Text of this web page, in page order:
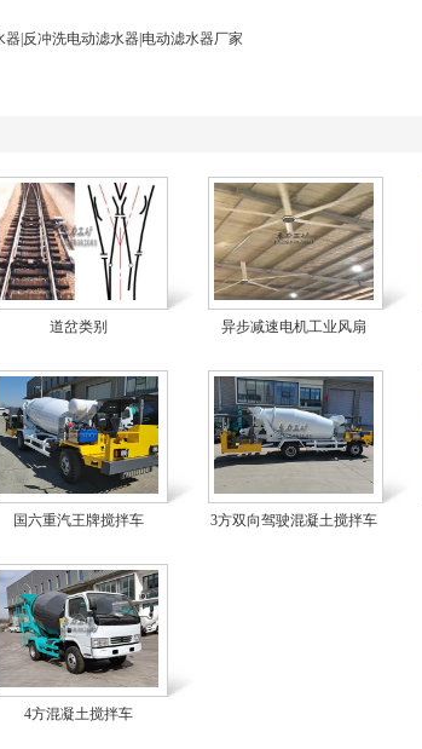
器|反冲洗电动滤水器|电动滤水器厂家
道岔类别 异步减速电机工业风扇
国六重汽王牌搅拌车 3方双向驾驶混凝土搅拌车
4方混凝土搅拌车